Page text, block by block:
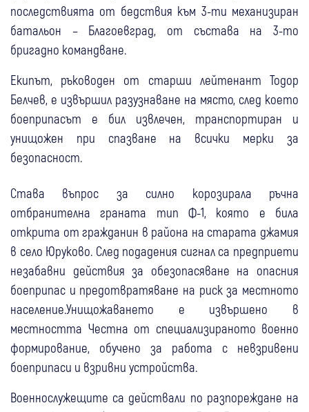
последствията от бедствия към 3-ти механизиран
батальон – Благоевград, от състава на 3-то
бригадно командване.
Екипът, ръководен от старши лейтенант Тодор
Белчев, е извършил разузнаване на място, след което
боеприпасът е бил извлечен, транспортиран и
унищожен при спазване на всички мерки за
безопасност.
Става въпрос за силно корозирала ръчна
отбранителна граната тип Ф-1, която е била
открита от гражданин в района на старата джамия
в село Юруково. След подадения сигнал са предприети
незабавни действия за обезопасяване на опасния
боеприпас и предотвратяване на риск за местното
население.Унищожаването е извършено в
местността Честна от специализираното военно
формирование, обучено за работа с невзривени
боеприпаси и взривни устройства.
Военнослужещите са действали по разпореждане на